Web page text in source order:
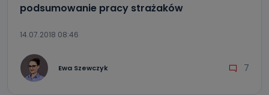
podsumowanie pracy strażaków
14.07.2018 08:46
Ewa Szewczyk 7